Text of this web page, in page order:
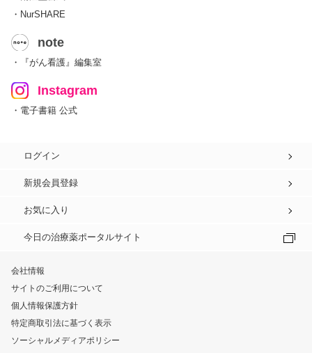
・NurSHARE
note
・『がん看護』編集室
Instagram
・電子書籍 公式
ログイン
新規会員登録
お気に入り
今日の治療薬ポータルサイト
会社情報
サイトのご利用について
個人情報保護方針
特定商取引法に基づく表示
ソーシャルメディアポリシー